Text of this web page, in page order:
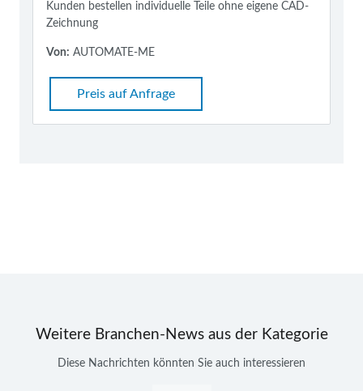
Kunden bestellen individuelle Teile ohne eigene CAD-
Zeichnung
Von: AUTOMATE-ME
Preis auf Anfrage
Weitere Branchen-News aus der Kategorie
Diese Nachrichten könnten Sie auch interessieren